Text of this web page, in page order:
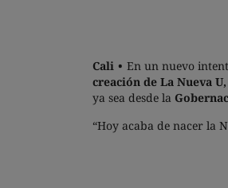
Cali En un nuevo
creación de La Nueva U,
ya sea desde la
“Hoy acaba de nacer la